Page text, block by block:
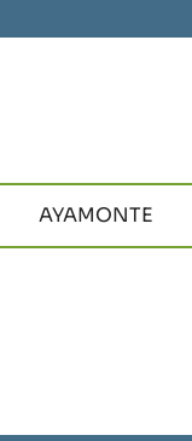
AYAMONTE